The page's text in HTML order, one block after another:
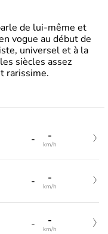
de lui-même et
vogue au début de
universel et à la
siècles assez
rarissime.
- -
km/h
- -
km/h
- -
km/h